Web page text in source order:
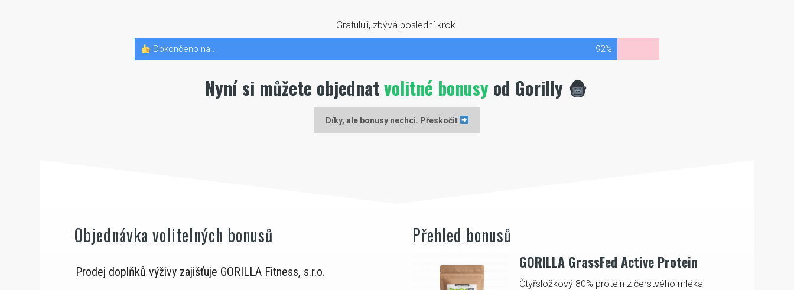
Gratuluji, zbývá poslední krok.
Dokončeno na... 92%
Nyní si můžete objednatvolitné bonusy od Gorilly
Díky, ale bonusy nechci. Přeskočit
Objednávka volitelných bonusů
Prodej doplňků výživy zajišťuje GORILLA Fitness, s.r.o.
Přehled bonusů
GORILLA GrassFed Active Protein
Čtyřsložkový 80% protein z čerstvého mléka